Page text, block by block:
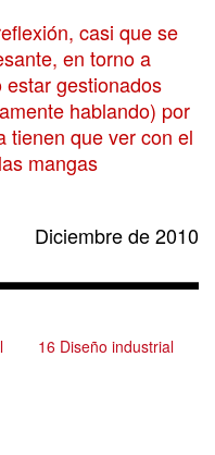
casi que se
en torno a
gestionados
hablando) por
tienen que ver con el
mangas
Diciembre de 2010
16 Diseño industrial